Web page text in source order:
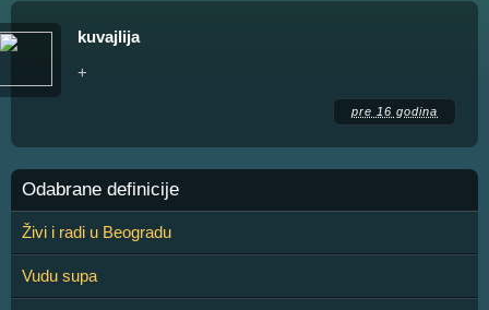
kuvajlija
+
pre 16 godina
Odabrane definicije
Živi i radi u Beogradu
Vudu supa